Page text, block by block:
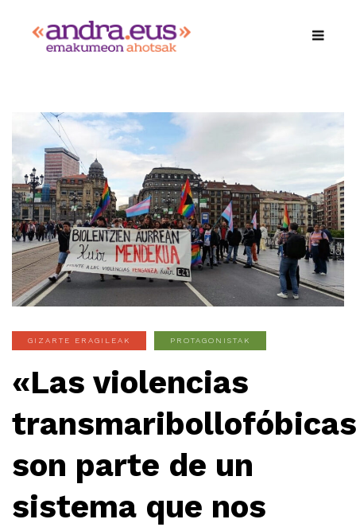
GIZARTE ERAGILEAK PROTAGONISTAK
«Las violencias
transmaribollofóbicas
son parte de un
sistema que nos